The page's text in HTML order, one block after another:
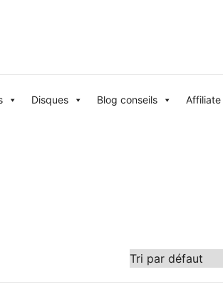
Disques Blog conseils Affiliate